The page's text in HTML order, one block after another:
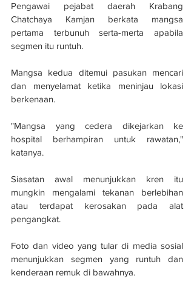
Pengawai pejabat daerah Krabang
Chatchaya Kamjan berkata mangsa
pertama terbunuh serta-merta apabila
segmen itu runtuh.
Mangsa kedua ditemui pasukan mencari
dan menyelamat ketika meninjau lokasi
berkenaan.
"Mangsa yang cedera dikejarkan ke
hospital berhampiran untuk rawatan,"
katanya.
Siasatan awal menunjukkan kren itu
mungkin mengalami tekanan berlebihan
atau terdapat kerosakan pada alat
pengangkat.
Foto dan video yang tular di media sosial
menunjukkan segmen yang runtuh dan
kenderaan remuk di bawahnya.